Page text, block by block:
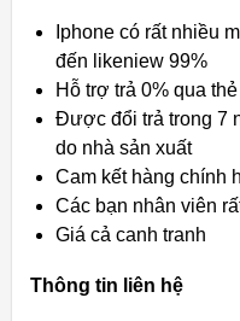
Iphone có rất nhiều
đến likeniew 99%
Hỗ trợ trả 0% qua
Được đổi trả trong 7
do nhà sản xuất
Cam kết hàng chính
Các bạn nhân viên
Giá cả canh tranh
Thông tin liên hệ